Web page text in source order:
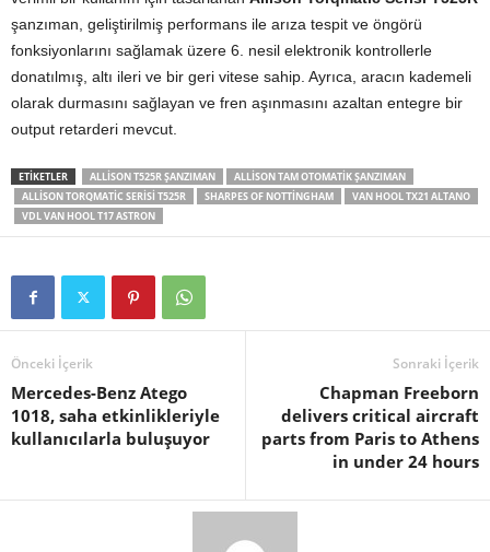
şanzıman, geliştirilmiş performans ile arıza tespit ve öngörü
fonksiyonlarını sağlamak üzere 6. nesil elektronik kontrollerle
donatılmış, altı ileri ve bir geri vitese sahip. Ayrıca, aracın kademeli
olarak durmasını sağlayan ve fren aşınmasını azaltan entegre bir
output retarderi mevcut.
ETIKETLER ALLISON T525R ŞANZIMAN
ALLISON TAM OTOMATIK ŞANZIMAN
ALLISON TORQMATIC SERISI T525R
SHARPES OF NOTTINGHAM
VAN HOOL TX21 ALTANO
VDL VAN HOOL T17 ASTRON
Önceki İçerik
Mercedes-Benz Atego
1018, saha etkinlikleriyle
kullanıcılarla buluşuyor
Sonraki İçerik
Chapman Freeborn
delivers critical aircraft
parts from Paris to Athens
in under 24 hours